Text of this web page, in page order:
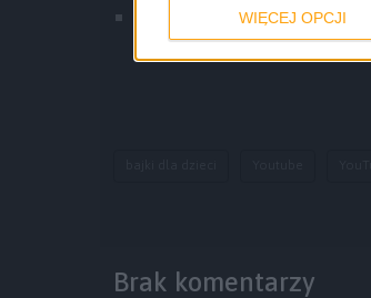
WIĘCEJ OPCJI
YouTube Kids na iOS
Brak komentarzy